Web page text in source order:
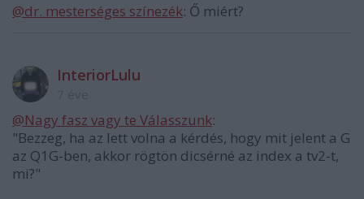
@dr. mesterséges színezék: Ő miért?
InteriorLulu
@Nagy fasz vagy te Válasszunk:
"Bezzeg, ha az lett volna a kérdés, hogy mit jelent a G
az Q1G-ben, akkor rögtön dicsérné az index a tv2-t,
mi?"